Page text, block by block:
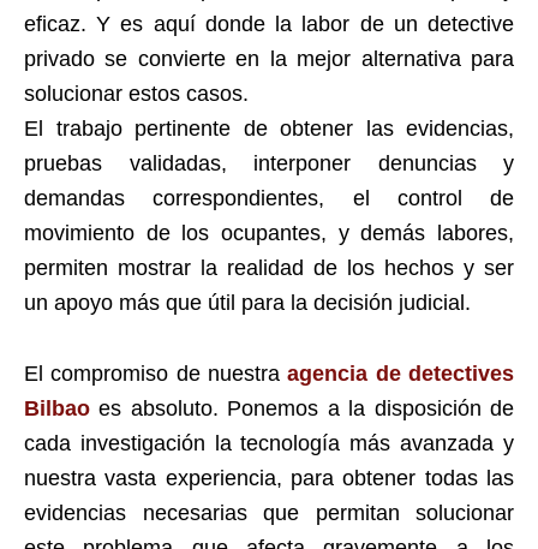
eficaz. Y es aquí donde la labor de un detective
privado se convierte en la mejor alternativa para
solucionar estos casos.
El trabajo pertinente de obtener las evidencias,
pruebas validadas, interponer denuncias y
demandas correspondientes, el control de
movimiento de los ocupantes, y demás labores,
permiten mostrar la realidad de los hechos y ser
un apoyo más que útil para la decisión judicial.
El compromiso de nuestraagencia de detectives
Bilbao es absoluto. Ponemos a la disposición de
cada investigación la tecnología más avanzada y
nuestra vasta experiencia, para obtener todas las
evidencias necesarias que permitan solucionar